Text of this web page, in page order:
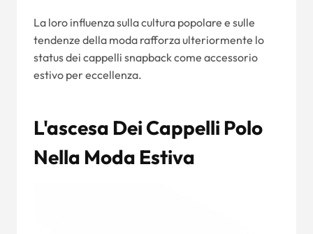
La loro influenza sulla cultura popolare e sulle
tendenze della moda rafforza ulteriormente lo
status dei cappelli snapback come accessorio
estivo per eccellenza.
L'ascesa Dei Cappelli Polo
Nella Moda Estiva